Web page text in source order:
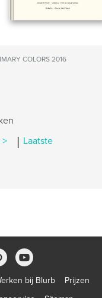
COLORS 2016
| Laatste
bij Blurb
Prijzen